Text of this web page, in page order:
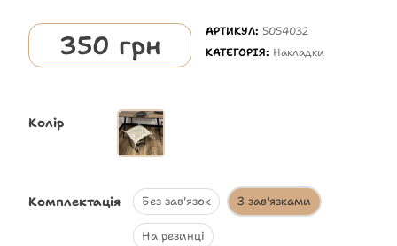
350 грн АРТИКУЛ: 5054032
КАТЕГОРІЯ: Накладки
Колір
Комплектація Без зав'язок З зав'язками
На резинці